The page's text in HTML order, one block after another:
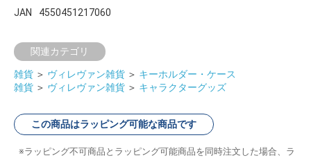
JAN 4550451217060
関連カテゴリ
雑貨 ＞ ヴィレヴァン雑貨 ＞ キーホルダー・ケース
雑貨 ＞ ヴィレヴァン雑貨 ＞ キャラクターグッズ
この商品はラッピング可能な商品です
ラッピング不可商品とラッピング可能商品を同時注文した場合、ラ